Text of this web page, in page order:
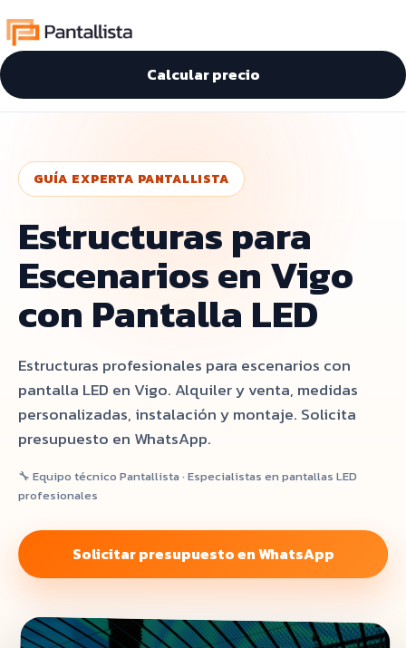
Calcular precio
GUÍA EXPERTA PANTALLISTA
Estructuras para
Escenarios en Vigo
con Pantalla LED
Estructuras profesionales para escenarios con
pantalla LED en Vigo. Alquiler y venta, medidas
personalizadas, instalación y montaje. Solicita
presupuesto en WhatsApp.
🔧 Equipo técnico Pantallista · Especialistas en pantallas LED
profesionales
Solicitar presupuesto en WhatsApp